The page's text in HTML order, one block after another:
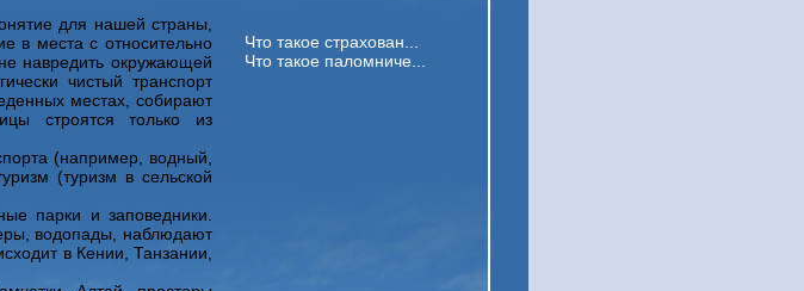
для нашей страны,
в места с относительно
навредить окружающей
чистый транспорт
местах, собирают
строятся только из
(например, водный,
(туризм в сельской
парки и заповедники.
водопады, наблюдают
в Кении, Танзании,
Что такое страхован...
Что такое паломниче...